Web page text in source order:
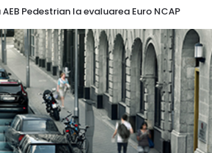
Pedestrian la evaluarea Euro NCAP